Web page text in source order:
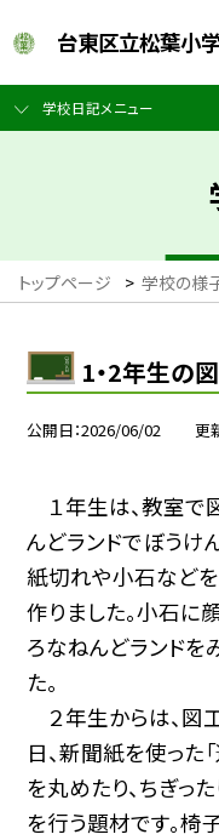
台東区立松葉小
学校日記メニュー
トップページ > 学校の様
1・2年生の
公開日 2026/06/02 更
１年生は、教室で
んどランドでぼうけ
紙切れや小石などを
作りました。小石に
ろなねんどランドを
た。
２年生からは、図
日、新聞紙を使った
を丸めたり、ちぎっ
を行う題材です。椅